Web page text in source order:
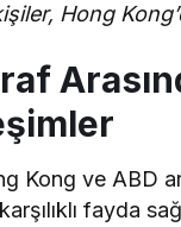
Hong
Kong ve ABD
fayda